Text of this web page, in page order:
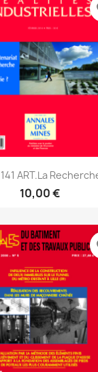
Aperçu rapide
ART.La
10,00 €